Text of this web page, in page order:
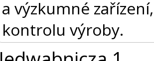
a výzkumné
kontrolu výroby.